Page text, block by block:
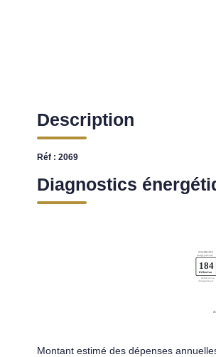
Description
Réf : 2069
Diagnostics
Montant estimé des dépenses